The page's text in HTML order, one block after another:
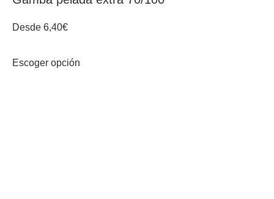
Desde 6,40€
Escoger opción